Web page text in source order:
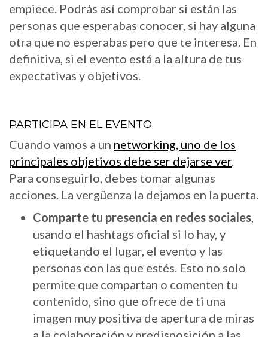
empiece. Podrás así comprobar si están las
personas que esperabas conocer, si hay alguna
otra que no esperabas pero que te interesa. En
definitiva, si el evento está a la altura de tus
expectativas y objetivos.
PARTICIPA EN EL EVENTO
Cuando vamos a un networking, uno de los
principales objetivos debe ser dejarse ver.
Para conseguirlo, debes tomar algunas
acciones. La vergüenza la dejamos en la puerta.
Comparte tu presencia en redes sociales,
usando el hashtags oficial si lo hay, y
etiquetando el lugar, el evento y las
personas con las que estés. Esto no solo
permite que compartan o comenten tu
contenido, sino que ofrece de ti una
imagen muy positiva de apertura de miras